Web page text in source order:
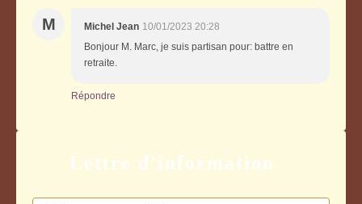
M Michel Jean 10/01/2023 20:28
Bonjour M. Marc, je suis partisan pour: battre en
retraite.
Répondre